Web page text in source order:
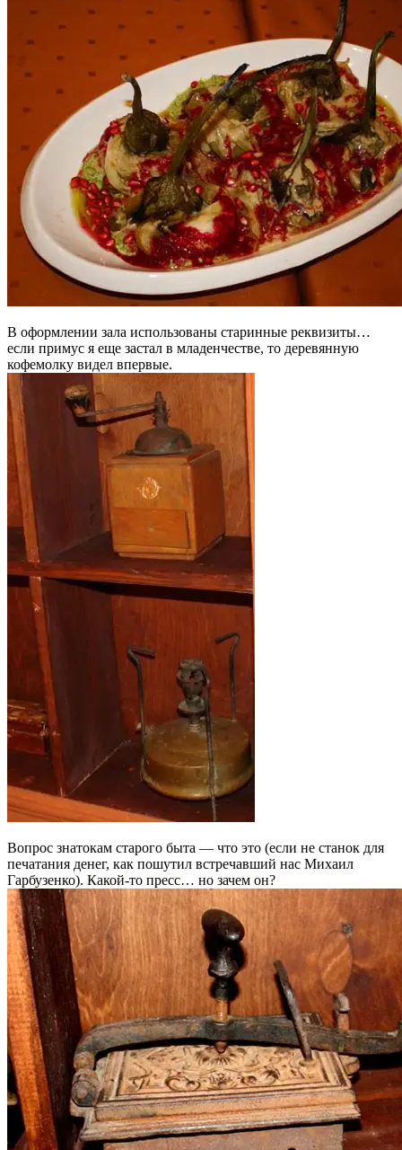
В оформлении зала использованы старинные реквизиты…
если примус я еще застал в младенчестве, то деревянную
кофемолку видел впервые.
Вопрос знатокам старого быта — что это (если не станок для
печатания денег, как пошутил встречавший нас Михаил
Гарбузенко). Какой-то пресс… но зачем он?